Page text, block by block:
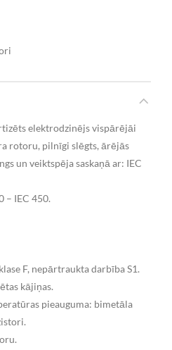
elektrodzinējs vispārējāi
rotoru, pilnīgi slēgts, ārējās
un veiktspēja saskaņā ar: IEC
– IEC 450.
F, nepārtraukta darbība S1.
kājiņas.
pieauguma: bimetāla